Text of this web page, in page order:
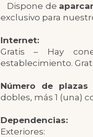
Dispone de
exclusivo para
Internet:
Gratis – Hay
establecimiento.
Número de
dobles, más 1 (una)
Dependencias:
Exteriores: